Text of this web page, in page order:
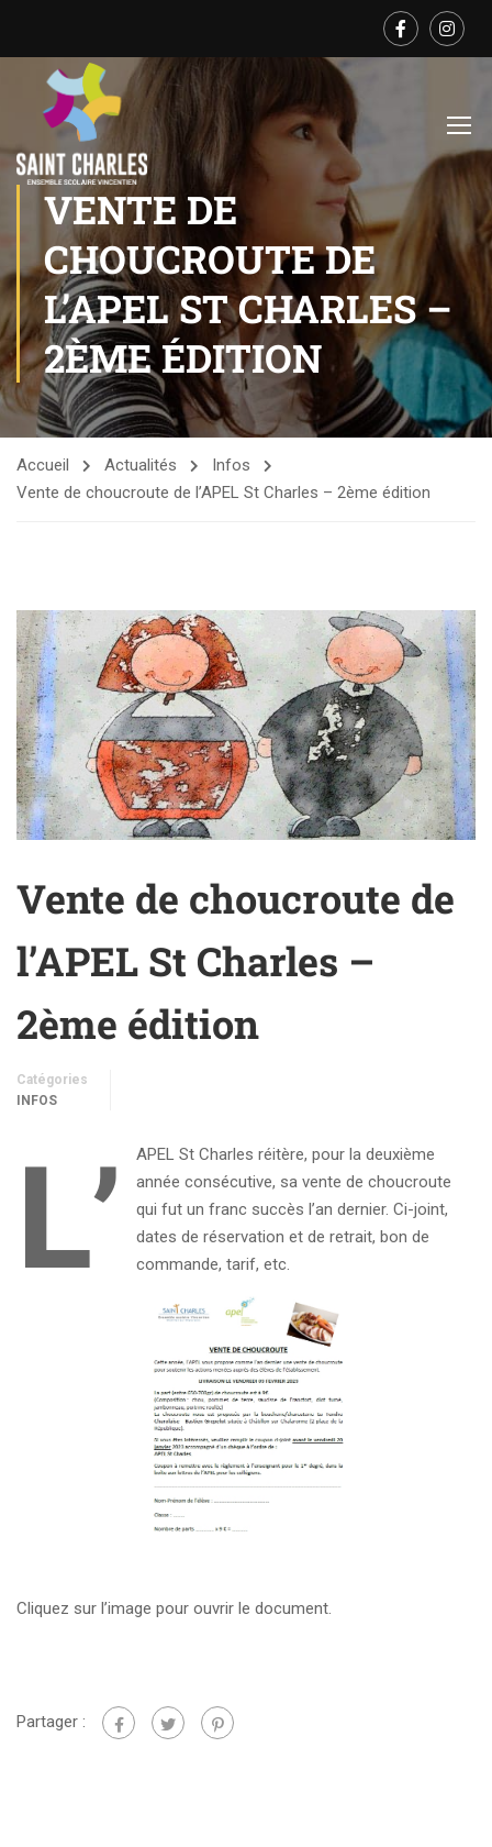
VENTE DE
CHOUCROUTE DE
L’APEL ST CHARLES –
2ÈME ÉDITION
Accueil Actualités
Infos
Vente de choucroute de l’APEL St Charles – 2ème édition
Vente de choucroute de
l’APEL St Charles –
2ème édition
Catégories
INFOS
L’
APEL St Charles réitère, pour la deuxième
année consécutive, sa vente de choucroute
qui fut un franc succès l’an dernier. Ci-joint,
dates de réservation et de retrait, bon de
commande, tarif, etc.
Cliquez sur l’image pour ouvrir le document.
Partager :